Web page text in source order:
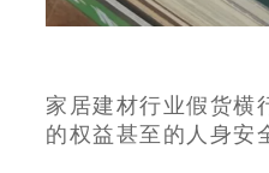
家居建材行业假货横
的权益甚至的人身安